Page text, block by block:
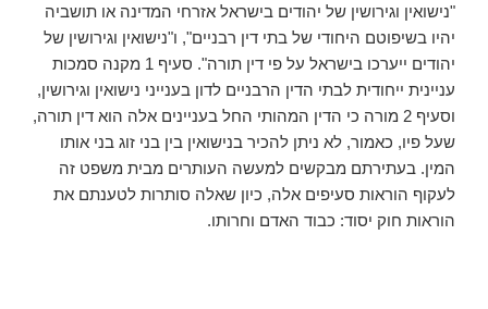
"נישואין וגירושין של יהודים בישראל אזרחי המדינה או תושביה
יהיו בשיפוטם היחודי של בתי דין רבניים", ו"נישואין וגירושין של
יהודים ייערכו בישראל על פי דין תורה". סעיף 1 מקנה סמכות
עניינית ייחודית לבתי הדין הרבניים לדון בענייני נישואין וגירושין,
וסעיף 2 מורה כי הדין המהותי החל בעניינים אלה הוא דין תורה,
שעל פיו, כאמור, לא ניתן להכיר בנישואין בין בני זוג בני אותו
המין. בעתירתם מבקשים למעשה העותרים מבית משפט זה
לעקוף הוראות סעיפים אלה, כיון שאלה סותרות לטענתם את
הוראות חוק יסוד: כבוד האדם וחרותו.